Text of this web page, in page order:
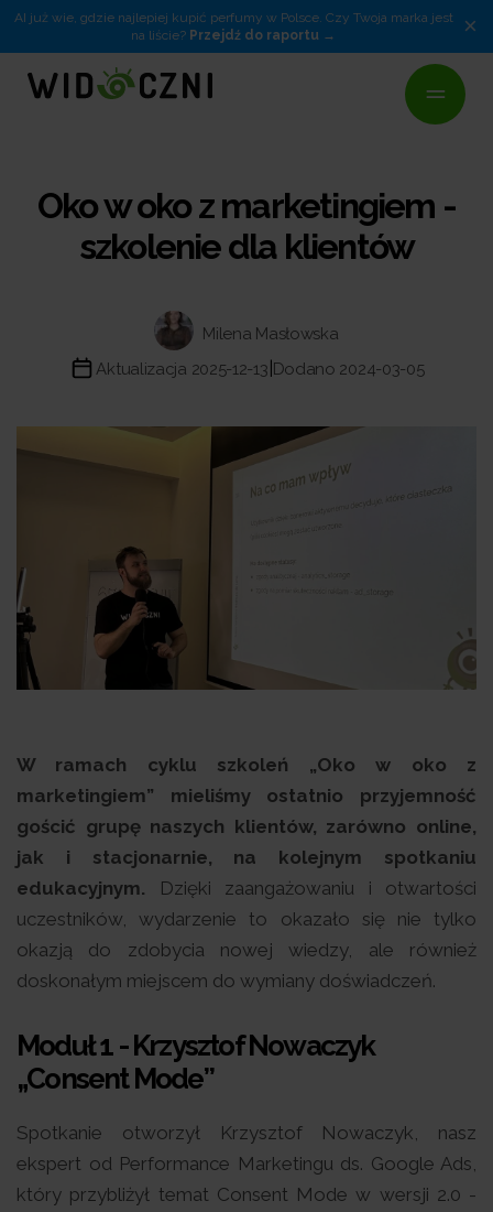
AI już wie, gdzie najlepiej kupić perfumy w Polsce. Czy Twoja marka jest
na liście? Przejdź do raportu ×
Oko w oko z marketingiem -
szkolenie dla klientów
Milena Masłowska
Aktualizacja 2025-12-13 Dodano 2024-03-05
W ramach cyklu szkoleń „Oko w oko z
marketingiem” mieliśmy ostatnio przyjemność
gościć grupę naszych klientów, zarówno online,
jak i stacjonarnie, na kolejnym spotkaniu
edukacyjnym. Dzięki zaangażowaniu i otwartości
uczestników, wydarzenie to okazało się nie tylko
okazją do zdobycia nowej wiedzy, ale również
doskonałym miejscem do wymiany doświadczeń.
Moduł 1 - Krzysztof Nowaczyk
„Consent Mode”
Spotkanie otworzył Krzysztof Nowaczyk, nasz
ekspert od Performance Marketingu ds. Google Ads,
który przybliżył temat Consent Mode w wersji 2.0 -